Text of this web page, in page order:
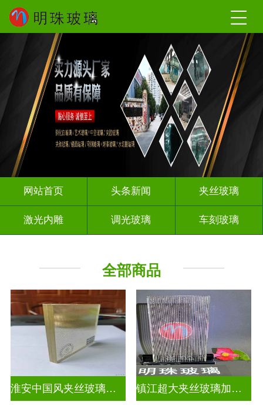
网站首页 头条新闻 夹丝玻璃
激光内雕 调光玻璃 车刻玻璃
全部商品
淮安中国风夹丝玻璃哪家好 镇江超大夹丝玻璃加工厂